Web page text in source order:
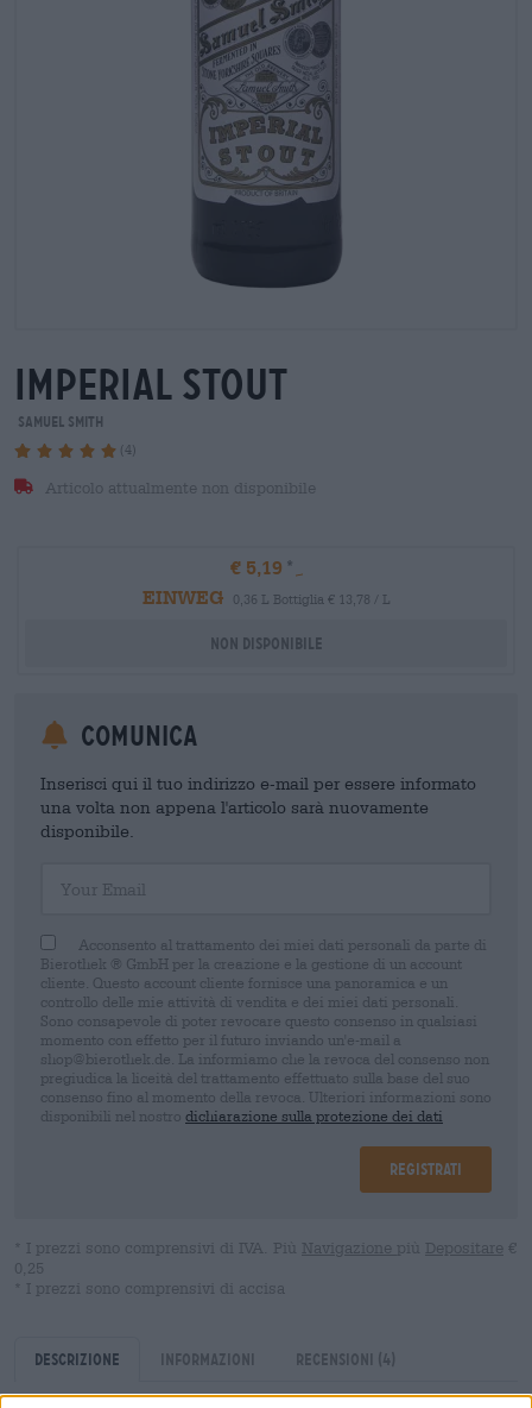
imperial stout
Samuel Smith
(4)
Articolo attualmente non disponibile
€ 5,19
EINWEG
0,36 L Bottiglia € 13,78 / L
Non disponibile
Comunica
Inserisci qui il tuo indirizzo e-mail per essere informato
una volta non appena l'articolo sarà nuovamente
disponibile.
Acconsento al trattamento dei miei dati personali da parte di
Bierothek ® GmbH per la creazione e la gestione di un account
cliente. Questo account cliente fornisce una panoramica e un
controllo delle mie attività di vendita e dei miei dati personali.
Sono consapevole di poter revocare questo consenso in qualsiasi
momento con effetto per il futuro inviando un'e-mail a
shop@bierothek.de. La informiamo che la revoca del consenso non
pregiudica la liceità del trattamento effettuato sulla base del suo
consenso fino al momento della revoca. Ulteriori informazioni sono
disponibili nel nostro dichiarazione sulla protezione dei dati
Registrati
* I prezzi sono comprensivi di IVA. Più Navigazione più Depositare €
0,25
* I prezzi sono comprensivi di accisa
Descrizione Informazioni Recensioni (4)